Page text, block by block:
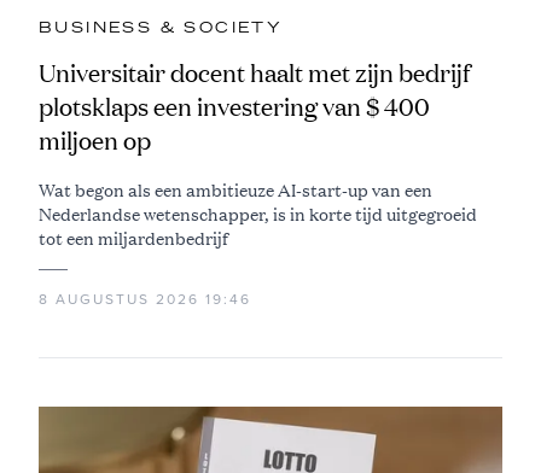
BUSINESS & SOCIETY
Universitair docent haalt met zijn bedrijf
plotsklaps een investering van $ 400
miljoen op
Wat begon als een ambitieuze AI-start-up van een
Nederlandse wetenschapper, is in korte tijd uitgegroeid
tot een miljardenbedrijf
8 AUGUSTUS 2026 19:46